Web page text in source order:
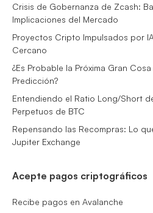
Crisis de Gobernanza de Zcash:
Implicaciones del Mercado
Proyectos Cripto Impulsados por
Cercano
¿Es Probable la Próxima Gran
Predicción?
Entendiendo el Ratio Long/Short
Perpetuos de BTC
Repensando las Recompras: Lo
Jupiter Exchange
Acepte pagos criptográficos
Recibe pagos en Avalanche